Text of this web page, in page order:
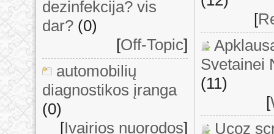
dezinfekcija? vis
dar? (0)
[Off-Topic]
automobilių
diagnostikos įranga
(0)
[Ivairios nuorodos]
[
Svetainei
(11)
[
Ucoz